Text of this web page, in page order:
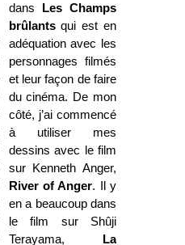
dans Les Champs
brûlantsqui est en
adéquation avec les
personnages filmés
et leur façon de faire
du cinéma. De mon
côté, j’ai commencé
à utiliser mes
dessins avec le film
sur Kenneth Anger,
River of Anger. Il y
en a beaucoup dans
le film sur Shûji
Terayama, La